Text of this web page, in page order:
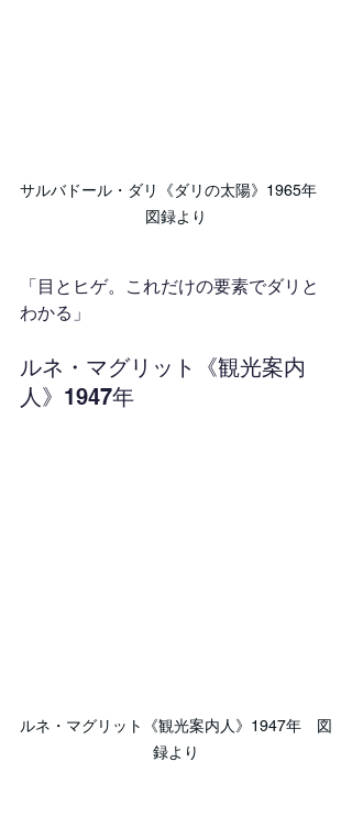
サルバドール・ダリ《ダリの太陽》1965年
図録より
「目とヒゲ。これだけの要素でダリと
わかる」
ルネ・マグリット《観光案内
人》1947年
ルネ・マグリット《観光案内人》1947年　図
録より